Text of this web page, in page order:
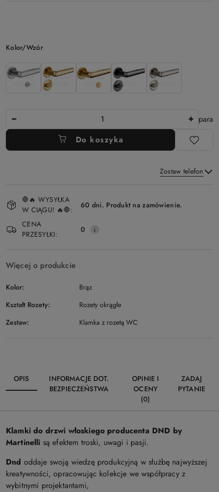
Wariant
Kolor/Wzór
para
Do koszyka
Zostaw telefon
i
dostawa
🛑🔥 WYSYŁKA
W CIĄGU! 🔥🛑:
60 dni. Produkt na zamówienie.
CENA
PRZESYŁKI:
0
Więcej o produkcie
Kolor:
Brąz
Kształt Rozety:
Rozety okrągłe
Zestaw:
Klamka z rozetą WC
OPIS
INFORMACJE DOT.
BEZPIECZEŃSTWA
OPINIE I
OCENY
(0)
ZADAJ
PYTANIE
Klamki do drzwi włoskiego producenta DND by
Martinelli są efektem troski, uwagi i pasji.
Dnd oddaje swoją wiedzę produkcyjną w służbę najwyższej
kreatywności, opracowując kolekcje we współpracy z
wybitnymi projektantami,